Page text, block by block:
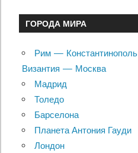
ГОРОДА МИРА
Рим — Константинополь
Византия — Москва
Мадрид
Толедо
Барселона
Планета Антония Гауди
Лондон